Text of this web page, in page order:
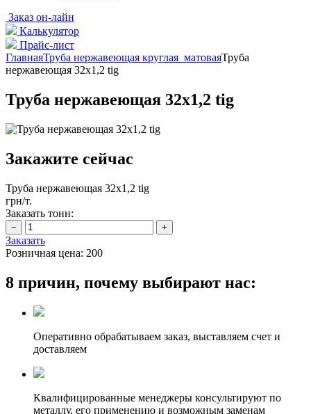
Заказ он-лайн
Калькулятор
Прайс-лист
ГлавнаяТруба нержавеющая круглая матоваяТруба
нержавеющая 32х1,2 tig
Труба нержавеющая 32х1,2 tig
Закажите сейчас
Труба нержавеющая 32х1,2 tig
грн/т.
Заказать тонн:
Заказать
Розничная цена: 200
8 причин, почему выбирают нас:
Оперативно обрабатываем заказ, выставляем счет и
доставляем
Квалифицированные менеджеры консультируют по
металлу, его применению и возможным заменам